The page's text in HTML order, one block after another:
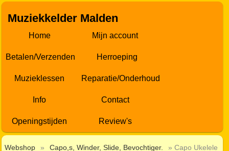
Muziekkelder Malden
Home Mijn account
Betalen/Verzenden Herroeping
Muzieklessen Reparatie/Onderhoud
Info Contact
Openingstijden Review's
Webshop » Capo,s, Winder, Slide, Bevochtiger. » Capo Ukelele